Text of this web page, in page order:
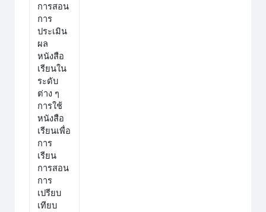
การสอน
การ
ประเมิน
ผล
หนังสือ
เรียนใน
ระดับ
ต่าง ๆ
การใช้
หนังสือ
เรียนเพื่อ
การ
เรียน
การสอน
การ
เปรียบ
เทียบ